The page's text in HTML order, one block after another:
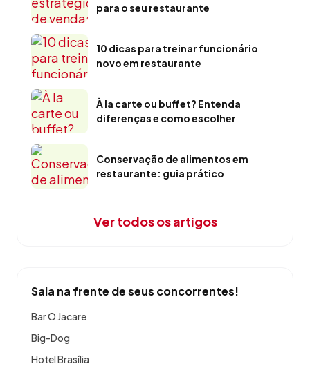
para o seu restaurante
10 dicas para treinar funcionário
novo em restaurante
À la carte ou buffet? Entenda
diferenças e como escolher
Conservação de alimentos em
restaurante: guia prático
Ver todos os artigos
Saia na frente de seus concorrentes!
Bar O Jacare
Big-Dog
Hotel Brasília